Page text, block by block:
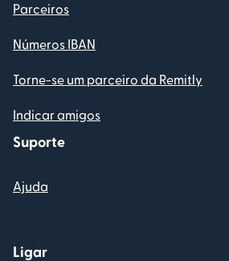
Parceiros
Números IBAN
Torne-se um parceiro da Remitly
Indicar amigos
Suporte
Ajuda
Ligar